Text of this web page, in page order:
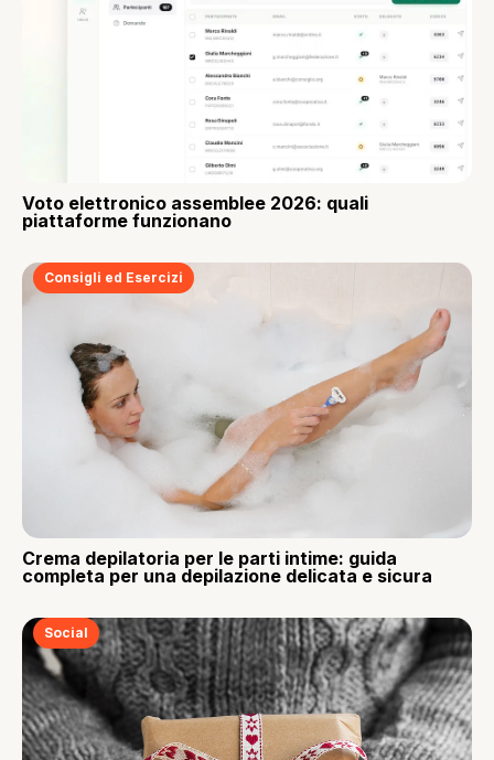
Voto elettronico assemblee 2026: quali
piattaforme funzionano
Consigli ed Esercizi
Crema depilatoria per le parti intime: guida
completa per una depilazione delicata e sicura
Social